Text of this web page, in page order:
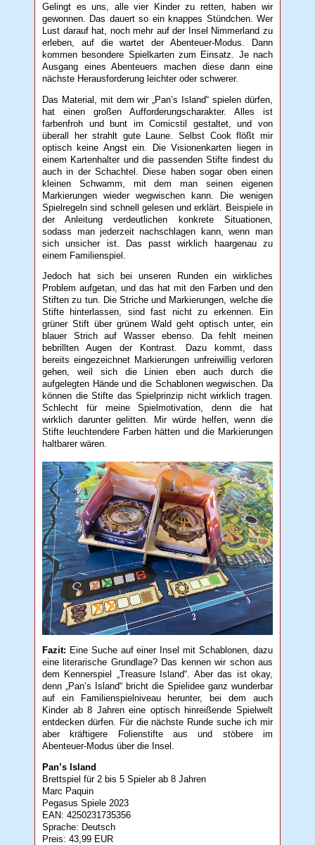
Gelingt es uns, alle vier Kinder zu retten, haben wir
gewonnen. Das dauert so ein knappes Stündchen. Wer
Lust darauf hat, noch mehr auf der Insel Nimmerland zu
erleben, auf die wartet der Abenteuer-Modus. Dann
kommen besondere Spielkarten zum Einsatz. Je nach
Ausgang eines Abenteuers machen diese dann eine
nächste Herausforderung leichter oder schwerer.
Das Material, mit dem wir „Pan’s Island“ spielen dürfen,
hat einen großen Aufforderungscharakter. Alles ist
farbenfroh und bunt im Comicstil gestaltet, und von
überall her strahlt gute Laune. Selbst Cook flößt mir
optisch keine Angst ein. Die Visionenkarten liegen in
einem Kartenhalter und die passenden Stifte findest du
auch in der Schachtel. Diese haben sogar oben einen
kleinen Schwamm, mit dem man seinen eigenen
Markierungen wieder wegwischen kann. Die wenigen
Spielregeln sind schnell gelesen und erklärt. Beispiele in
der Anleitung verdeutlichen konkrete Situationen,
sodass man jederzeit nachschlagen kann, wenn man
sich unsicher ist. Das passt wirklich haargenau zu
einem Familienspiel.
Jedoch hat sich bei unseren Runden ein wirkliches
Problem aufgetan, und das hat mit den Farben und den
Stiften zu tun. Die Striche und Markierungen, welche die
Stifte hinterlassen, sind fast nicht zu erkennen. Ein
grüner Stift über grünem Wald geht optisch unter, ein
blauer Strich auf Wasser ebenso. Da fehlt meinen
bebrillten Augen der Kontrast. Dazu kommt, dass
bereits eingezeichnet Markierungen unfreiwillig verloren
gehen, weil sich die Linien eben auch durch die
aufgelegten Hände und die Schablonen wegwischen. Da
können die Stifte das Spielprinzip nicht wirklich tragen.
Schlecht für meine Spielmotivation, denn die hat
wirklich darunter gelitten. Mir würde helfen, wenn die
Stifte leuchtendere Farben hätten und die Markierungen
haltbarer wären.
Fazit: Eine Suche auf einer Insel mit Schablonen, dazu
eine literarische Grundlage? Das kennen wir schon aus
dem Kennerspiel „Treasure Island“. Aber das ist okay,
denn „Pan’s Island“ bricht die Spielidee ganz wunderbar
auf ein Familienspielniveau herunter, bei dem auch
Kinder ab 8 Jahren eine optisch hinreißende Spielwelt
entdecken dürfen. Für die nächste Runde suche ich mir
aber kräftigere Folienstifte aus und stöbere im
Abenteuer-Modus über die Insel.
Pan’s Island
Brettspiel für 2 bis 5 Spieler ab 8 Jahren
Marc Paquin
Pegasus Spiele 2023
EAN: 4250231735356
Sprache: Deutsch
Preis: 43,99 EUR